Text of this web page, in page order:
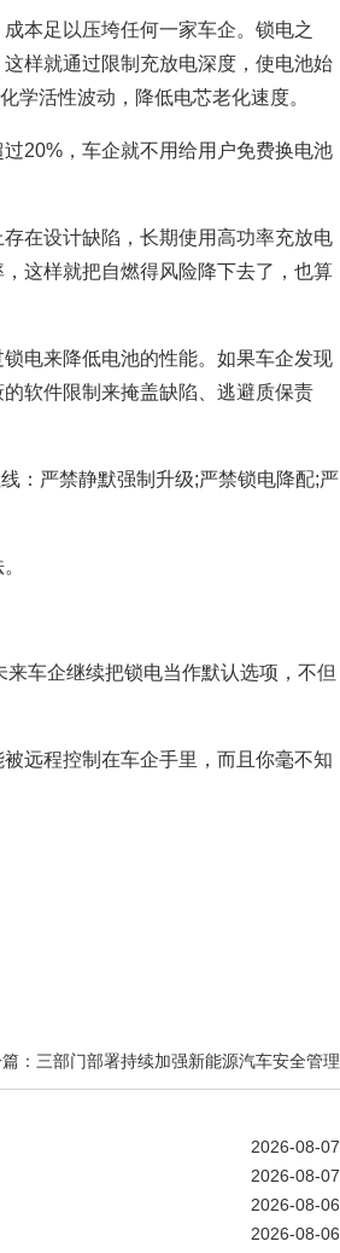
本足以压垮任何一家车企。锁电之
样就通过限制充放电深度，使电池始
学活性波动，降低电芯老化速度。
20%，车企就不用给用户免费换电池
在设计缺陷，长期使用高功率充放电
这样就把自燃得风险降下去了，也算
电来降低电池的性能。如果车企发现
软件限制来掩盖缺陷、逃避质保责
：严禁静默强制升级;严禁锁电降配;严
车企继续把锁电当作默认选项，不但
远程控制在车企手里，而且你毫不知
：三部门部署持续加强新能源汽车安全管理
2026-08-07
2026-08-07
2026-08-06
2026-08-06